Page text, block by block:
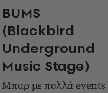
BUMS
(Blackbird
Underground
Music Stage)
Μπαρ με πολλά events